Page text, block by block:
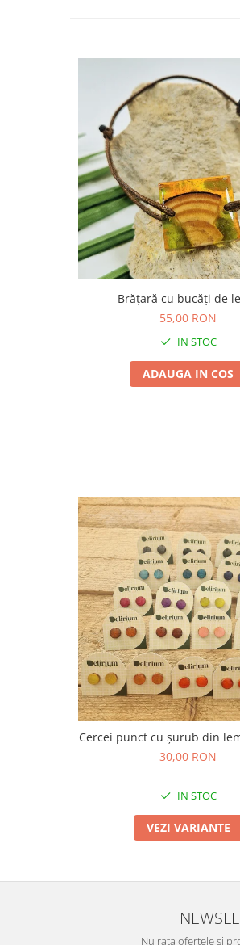
Semn de carte
Produse personalizate (mărturii)
Produse zero waste
Săculeț de depozitare pentru pâine
Ambalaj cu ceară de albine pentru
Șervețel ecologic pentru sandiș
Săculeț pentru ronțăieli
Capac textil pentru vase și farfurii
Prosop de bucătărie "NU-hârtie"
Suport pentru tacâmuri de
Decor Crăciun
TOATE Bijuteriile și Accesoriile
TOATE Produsele Zero Waste
TOATE Produsele Personalizate
Brățară cu bucăți de
55,00 RON
IN STOC
ADAUGA IN COS
Cercei punct cu șurub din
30,00 RON
IN STOC
VEZI VARIANTE
Nu rata ofertele si